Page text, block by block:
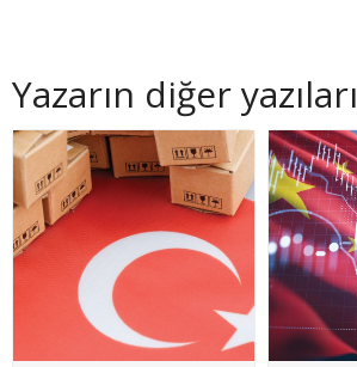
Yazarın diğer yazıları